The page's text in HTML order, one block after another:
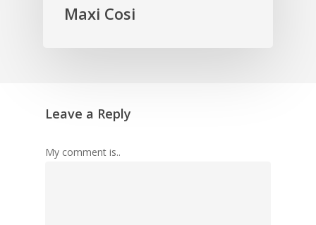
Maxi Cosi
Leave a Reply
My comment is..